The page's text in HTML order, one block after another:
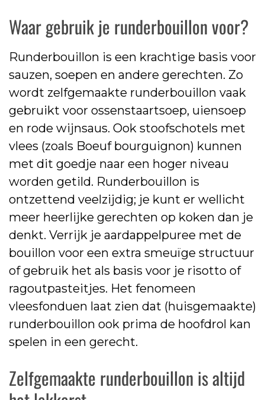
Waar gebruik je runderbouillon voor?
Runderbouillon is een krachtige basis voor
sauzen, soepen en andere gerechten. Zo
wordt zelfgemaakte runderbouillon vaak
gebruikt voor ossenstaartsoep, uiensoep
en rode wijnsaus. Ook stoofschotels met
vlees (zoals Boeuf bourguignon) kunnen
met dit goedje naar een hoger niveau
worden getild. Runderbouillon is
ontzettend veelzijdig; je kunt er wellicht
meer heerlijke gerechten op koken dan je
denkt. Verrijk je aardappelpuree met de
bouillon voor een extra smeuïge structuur
of gebruik het als basis voor je risotto of
ragoutpasteitjes. Het fenomeen
vleesfonduen laat zien dat (huisgemaakte)
runderbouillon ook prima de hoofdrol kan
spelen in een gerecht.
Zelfgemaakte runderbouillon is altijd